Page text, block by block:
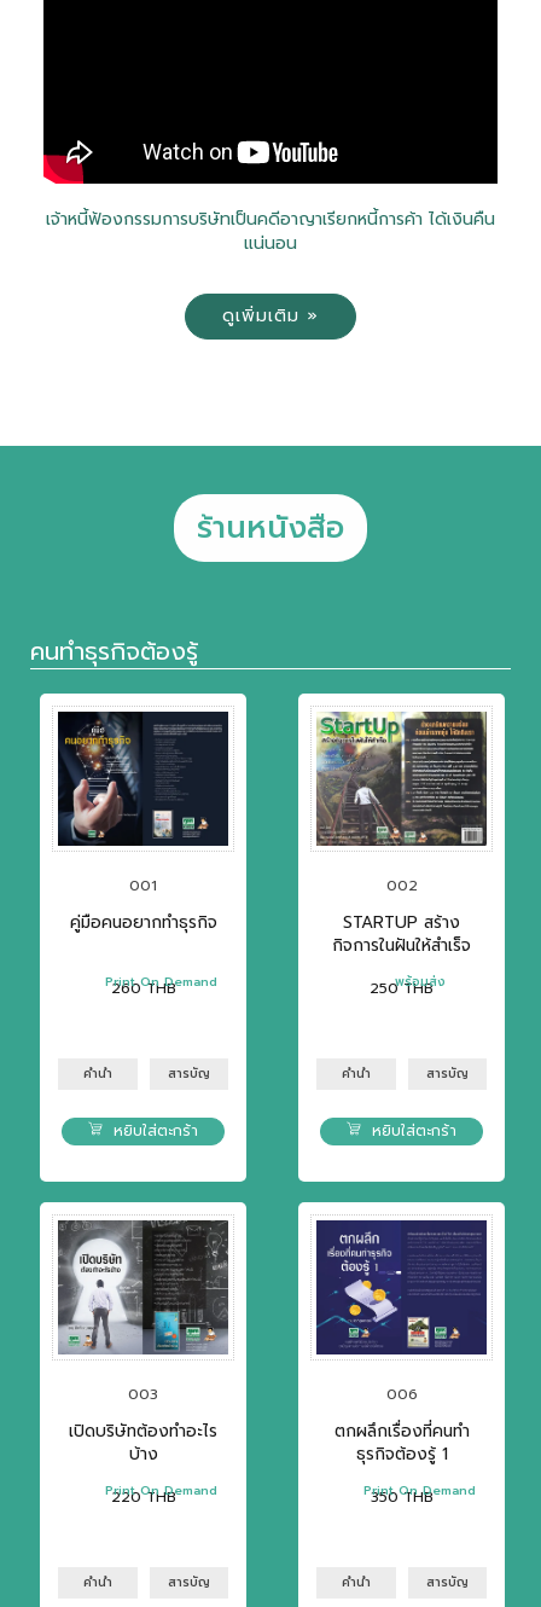
เจ้าหนี้ฟ้องกรรมการบริษัทเป็นคดีอาญาเรียกหนี้การค้า ได้เงินคืน
แน่นอน
ดูเพิ่มเติม »
ร้านหนังสือ
คนทำธุรกิจต้องรู้
001
คู่มือคนอยากทำธุรกิจ
260 THB
Print On Demand
คำนำ สารบัญ
หยิบใส่ตะกร้า
002
STARTUP สร้าง
กิจการในฝันให้สำเร็จ
250 THB
พร้อมส่ง
คำนำ สารบัญ
หยิบใส่ตะกร้า
003
เปิดบริษัทต้องทำอะไร
บ้าง
220 THB
Print On Demand
คำนำ สารบัญ
006
ตกผลึกเรื่องที่คนทำ
ธุรกิจต้องรู้ 1
350 THB
Print On Demand
คำนำ สารบัญ